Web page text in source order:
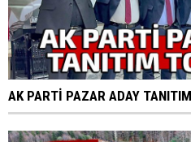
AK PARTİ PAZAR ADAY